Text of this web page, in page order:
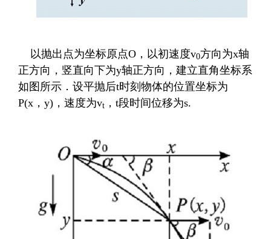
以抛出点为坐标原点O ，以初速度v0方向为x轴
正方向，竖直向下为y轴正方向，建立直角坐标系
如图所示．设平抛后t时刻物体的位置坐标为
P(x ， y) ，速度为vt ， t段时间位移为s.